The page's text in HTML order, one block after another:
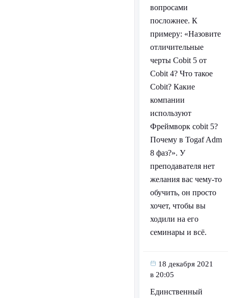
вопросами
посложнее. К
примеру: «Назовите
отличительные
черты Cobit 5 от
Cobit 4? Что такое
Cobit? Какие
компании
используют
Фреймворк cobit 5?
Почему в Togaf Adm
8 фаз?». У
преподавателя нет
желания вас чему-то
обучить, он просто
хочет, чтобы вы
ходили на его
семинары и всё.
18 декабря 2021
в 20:05
Единственный